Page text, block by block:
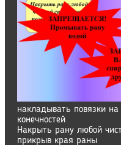
накладывать повязки
конечностей
Накрыть рану любой
прикрыв края раны